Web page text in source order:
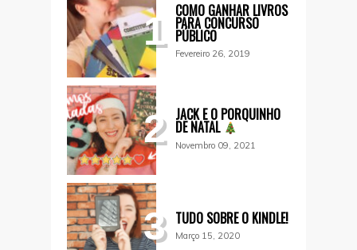
1 COMO GANHAR LIVROS
PARA CONCURSO
PÚBLICO
Fevereiro 26, 2019
2 JACK E O PORQUINHO
DE NATAL
Novembro 09, 2021
3 TUDO SOBRE O KINDLE!
Março 15, 2020